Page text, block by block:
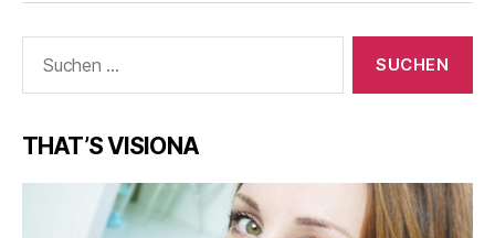
nach:
THAT’S VISIONA